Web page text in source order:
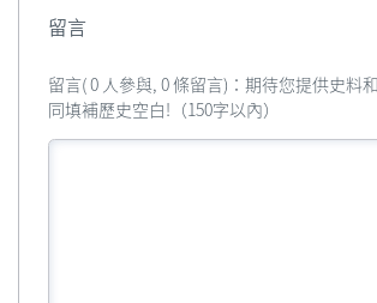
留言
留言( 0 人參與, 0 條留言)：期待您提供史料
同填補歷史空白!（150字以內）